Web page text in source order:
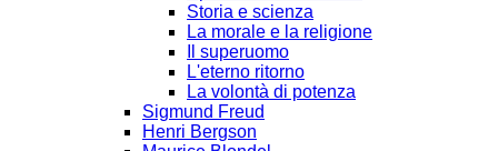
Storia e scienza
La morale e la religione
Il superuomo
L'eterno ritorno
La volontà di potenza
Sigmund Freud
Henri Bergson